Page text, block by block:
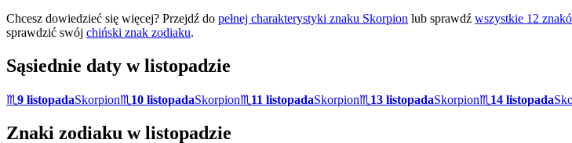
Chcesz dowiedzieć się więcej? Przejdź do pełnej charakterystyki znaku Skorpion lub sprawdź wszystkie 12
sprawdzić swój chiński znak zodiaku.
Sąsiednie daty wlistopadzie
♏9 listopadaSkorpion♏ 10 listopadaSkorpion♏ 11 listopadaSkorpion♏ 13 listopadaSkorpion♏ 14 listopada
Znaki zodiaku wlistopadzie